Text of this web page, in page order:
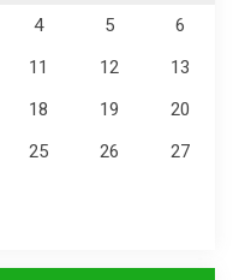
4 5
6
11 12
13
18 19
20
25 26
27